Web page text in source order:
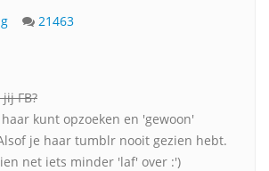
21463
FB?
kunt opzoeken en 'gewoon'
je haar tumblr nooit gezien hebt.
net iets minder 'laf' over :')